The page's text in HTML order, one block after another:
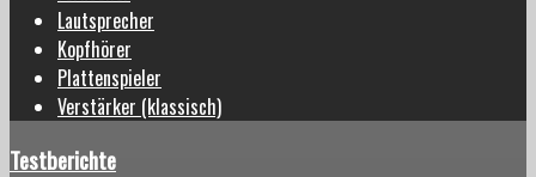
Lautsprecher
Kopfhörer
Plattenspieler
Verstärker (klassisch)
Testberichte